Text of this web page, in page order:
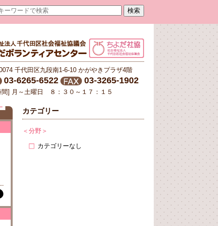
千代田区九段南1-6-10 かがやきプラザ4階
03-6265-6522 03-3265-1902
間] 月～土曜日 ８：３０～１７：１５
カテゴリー
＜分野＞
カテゴリーなし